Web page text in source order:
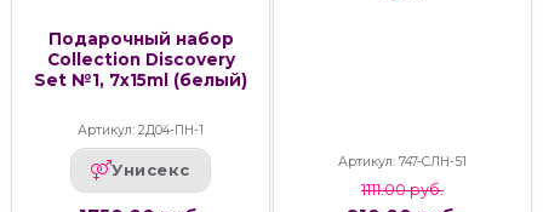
Подарочный набор
Collection Discovery
Set №1, 7x15ml (белый)
Артикул: 2Д04-ПН-1
Унисекс Артикул: 747-СЛН-51
1111.00 руб.